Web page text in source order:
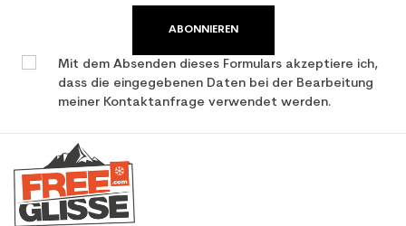
ABONNIEREN
Mit dem Absenden dieses Formulars akzeptiere ich,
dass die eingegebenen Daten bei der Bearbeitung
meiner Kontaktanfrage verwendet werden.